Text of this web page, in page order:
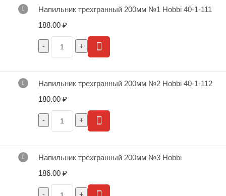
Напильник трехгранный 200мм №1 Hobbi 40-1-111
188.00 ₽
Напильник трехгранный 200мм №2 Hobbi 40-1-112
180.00 ₽
Напильник трехгранный 200мм №3 Hobbi
186.00 ₽